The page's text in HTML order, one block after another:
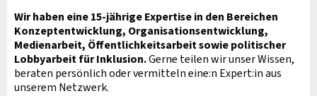
Wir haben eine 15-jährige Expertise in den Bereichen
Konzeptentwicklung, Organisationsentwicklung,
Medienarbeit, Öffentlichkeitsarbeit sowie politischer
Lobbyarbeit für Inklusion.Gerne teilen wir unser Wissen,
beraten persönlich oder vermitteln eine:n Expert:in aus
unserem Netzwerk.